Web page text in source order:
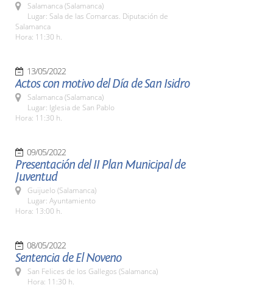
Salamanca (Salamanca)
Lugar: Sala de las Comarcas. Diputación de
Salamanca
Hora: 11:30 h.
13/05/2022
Actos con motivo del Día de San Isidro
Salamanca (Salamanca)
Lugar: Iglesia de San Pablo
Hora: 11:30 h.
09/05/2022
Presentación del II Plan Municipal de
Juventud
Guijuelo (Salamanca)
Lugar: Ayuntamiento
Hora: 13:00 h.
08/05/2022
Sentencia de El Noveno
San Felices de los Gallegos (Salamanca)
Hora: 11:30 h.